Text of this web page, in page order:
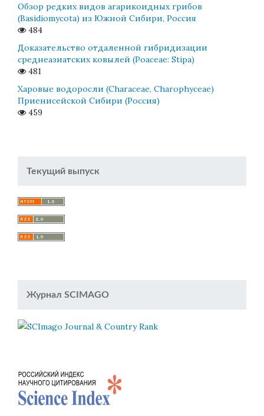
Обзор редких видов агарикоидных грибов
(Basidiomycota) из Южной Сибири, Россия
484
Доказательство отдаленной гибридизации
среднеазиатских ковылей (Poaceae: Stipa)
481
Харовые водоросли (Characeae, Charophyceae)
Приенисейской Сибири (Россия)
459
Текущий выпуск
Журнал SCIMAGO